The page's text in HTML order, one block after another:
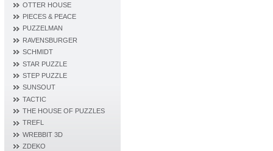
OTTER HOUSE
PIECES & PEACE
PUZZELMAN
RAVENSBURGER
SCHMIDT
STAR PUZZLE
STEP PUZZLE
SUNSOUT
TACTIC
THE HOUSE OF PUZZLES
TREFL
WREBBIT 3D
ZDEKO